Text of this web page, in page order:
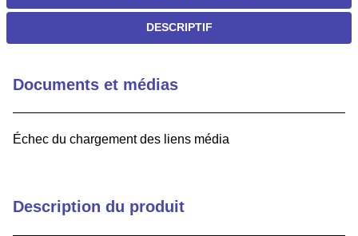
DESCRIPTIF
Documents et médias
Échec du chargement des liens média
Description du produit
6
9.
standoffs
10. c6002102